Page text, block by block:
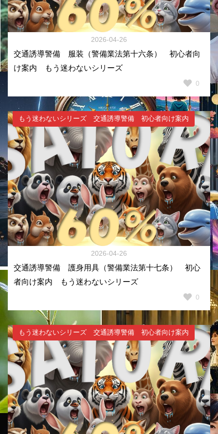
2026-04-26
交通誘導警備 服装（警備業法第十六条） 初心者向
け案内 もう迷わないシリーズ
0
もう迷わないシリーズ 交通誘導警備 初心者向け案内
2026-04-26
交通誘導警備 護身用具（警備業法第十七条） 初心
者向け案内 もう迷わないシリーズ
0
もう迷わないシリーズ 交通誘導警備 初心者向け案内